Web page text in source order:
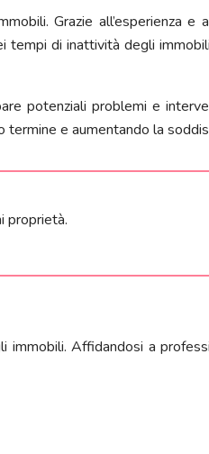
Grazie all’esperienza e
di inattività degli
potenziali problemi e
e aumentando la
proprietà.
immobili. Affidandosi a